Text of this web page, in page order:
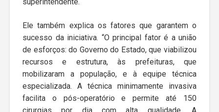
Ele também explica os fatores que garantem o
sucesso da iniciativa. “O principal fator é a união
de esforços: do Governo do Estado, que viabilizou
recursos e estrutura, às prefeituras, que
mobilizaram a população, e à equipe técnica
especializada. A técnica minimamente invasiva
facilita o pós-operatório e permite até 150